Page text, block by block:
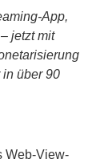
App,
jetzt mit
in über 90
Web-View-